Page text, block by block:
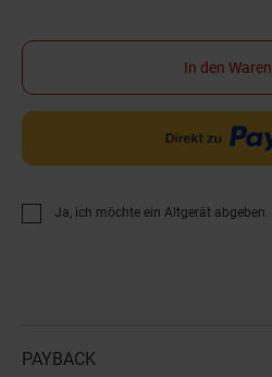
In den
Ja, ich möchte ein Altgerät abgeben.
PAYBACK